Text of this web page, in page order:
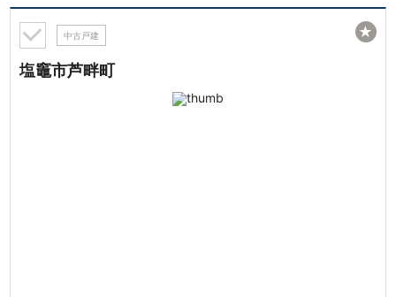
中古戸建
塩竈市芦畔町
★